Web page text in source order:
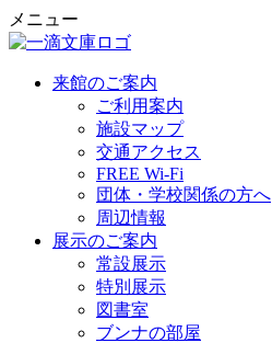
メニュー
来館のご案内
ご利用案内
施設マップ
交通アクセス
FREE Wi-Fi
団体・学校関係の方へ
周辺情報
展示のご案内
常設展示
特別展示
図書室
ブンナの部屋